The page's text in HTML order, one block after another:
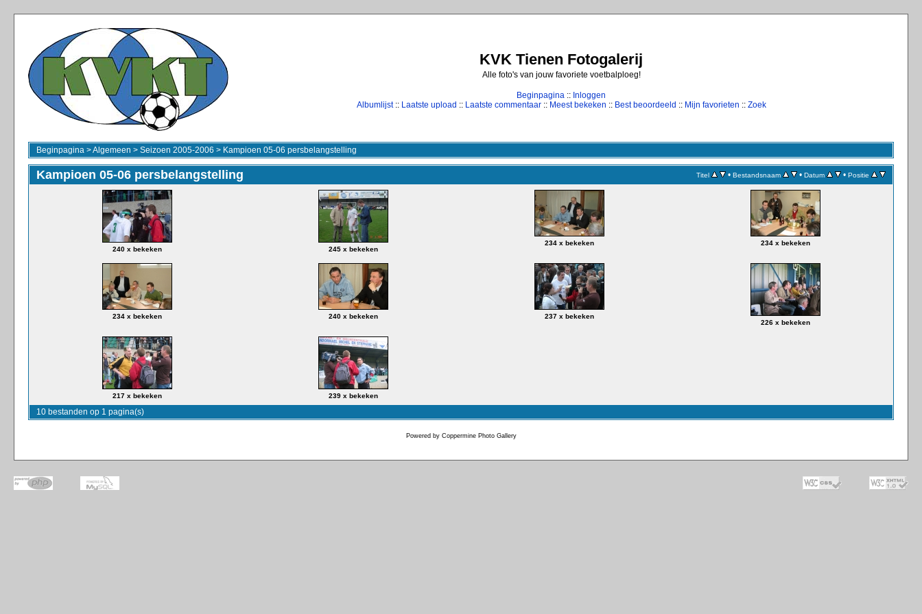
KVK Tienen Fotogalerij
Alle foto's van jouw favoriete voetbalploeg!
Beginpagina :: Inloggen
Albumlijst:: Laatste upload :: Laatste commentaar:: Meest bekeken :: Best beoordeeld :: Mijn favorieten :: Zoek
Beginpagina >Algemeen > Seizoen 2005-2006 > Kampioen 05-06 persbelangstelling
Kampioen 05-06 persbelangstelling Titel • Bestandsnaam • Datum • Positie
240 x bekeken 245 x bekeken
234 x bekeken 234 x bekeken
234 x bekeken 240 x bekeken
237 x bekeken
226 x bekeken
217 x bekeken 239 x bekeken
10 bestanden op 1 pagina(s)
Powered by Coppermine Photo Gallery